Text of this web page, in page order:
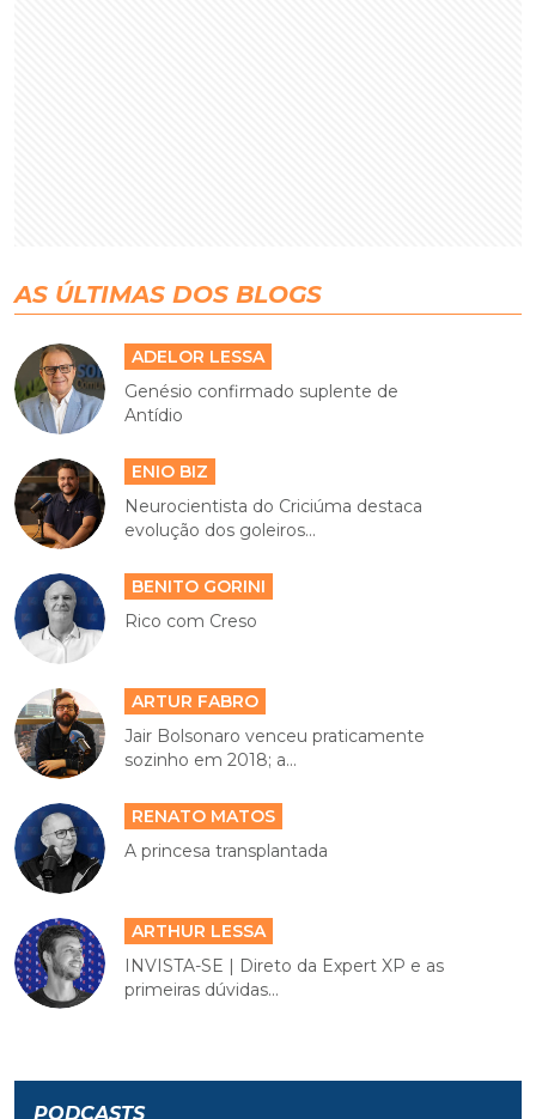
AS ÚLTIMAS DOS BLOGS
ADELOR LESSA
Genésio confirmado suplente de
Antídio
ENIO BIZ
Neurocientista do Criciúma destaca
evolução dos goleiros...
BENITO GORINI
Rico com Creso
ARTUR FABRO
Jair Bolsonaro venceu praticamente
sozinho em 2018; a...
RENATO MATOS
A princesa transplantada
ARTHUR LESSA
INVISTA-SE | Direto da Expert XP e as
primeiras dúvidas...
PODCASTS